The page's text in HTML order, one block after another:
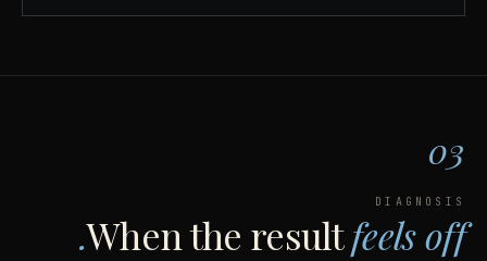
03
DIAGNOSIS
When the resultfeels off.